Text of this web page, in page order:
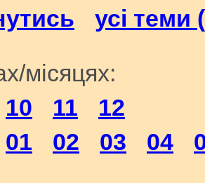
усі теми
місяцях:
10 11
12
01 02 03 04